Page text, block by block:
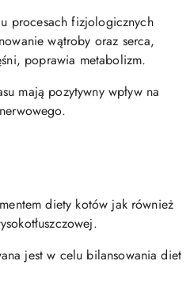
procesach fizjologicznych
wątroby oraz serca,
poprawia metabolizm.
mają pozytywny wpływ na
diety kotów jak również
jest w celu bilansowania diet